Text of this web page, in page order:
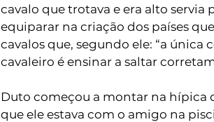
cavalo que trotava e era alto servia
equiparar na criação dos países
cavalos que, segundo ele: “a única
cavaleiro é ensinar a saltar
Duto começou a montar na hípica
que ele estava com o amigo na